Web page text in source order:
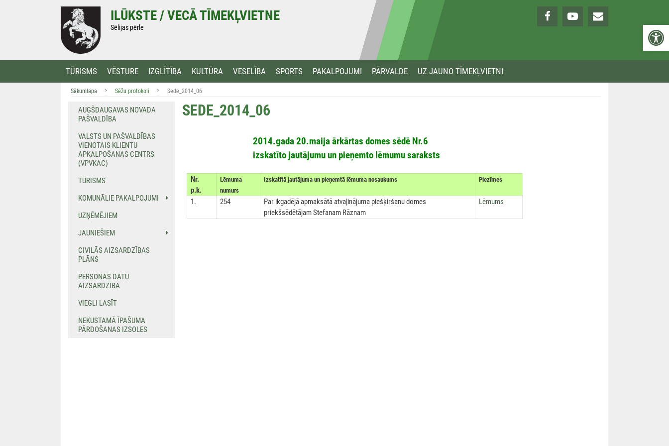
ILŪKSTE / VECĀ TĪMEKĻVIETNE
Sēlijas pērle
TŪRISMS VĒSTURE IZGLĪTĪBA KULTŪRA VESELĪBA SPORTS PAKALPOJUMI PĀRVALDE UZ JAUNO TĪMEKĻVIETNI
Sākumlapa > Sēžu protokoli > Sede_2014_06
SEDE_2014_06
2014.gada 20.maija ārkārtas domes sēdē Nr.6
izskatīto jautājumu un pieņemto lēmumu saraksts
Nr.
p.k.
Lēmuma
numurs
Izskatītā jautājuma un pieņemtā lēmuma nosaukums Piezīmes
1. 254
Par ikgadējā apmaksātā atvaļinājuma piešķiršanu domes
priekšsēdētājam Stefanam Rāznam
Lēmums
AUGŠDAUGAVAS NOVADA
PAŠVALDĪBA
VALSTS UN PAŠVALDĪBAS
VIENOTAIS KLIENTU
APKALPOŠANAS CENTRS
(VPVKAC)
TŪRISMS
KOMUNĀLIE PAKALPOJUMI
UZŅĒMĒJIEM
JAUNIEŠIEM
CIVILĀS AIZSARDZĪBAS
PLĀNS
PERSONAS DATU
AIZSARDZĪBA
VIEGLI LASĪT
NEKUSTAMĀ ĪPAŠUMA
PĀRDOŠANAS IZSOLES